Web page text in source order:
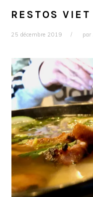
RESTOS
25 décembre 2019 par